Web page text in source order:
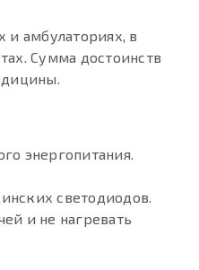
и амбулаториях, в
Сумма достоинств
энергопитания.
светодиодов.
и не нагревать